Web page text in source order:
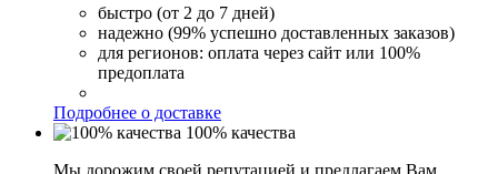
быстро (от 2 до 7 дней)
надежно (99% успешно доставленных заказов)
для регионов: оплата через сайт или 100%
предоплата
Подробнее о доставке
100% качества
Мы дорожим своей репутацией и предлагаем Вам